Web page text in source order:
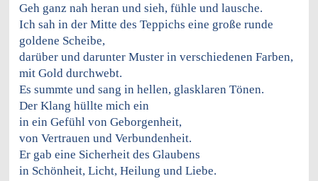
Geh ganz nah heran und sieh, fühle und lausche.
Ich sah in der Mitte des Teppichs eine große runde
goldene Scheibe,
darüber und darunter Muster in verschiedenen Farben,
mit Gold durchwebt.
Es summte und sang in hellen, glasklaren Tönen.
Der Klang hüllte mich ein
in ein Gefühl von Geborgenheit,
von Vertrauen und Verbundenheit.
Er gab eine Sicherheit des Glaubens
in Schönheit, Licht, Heilung und Liebe.